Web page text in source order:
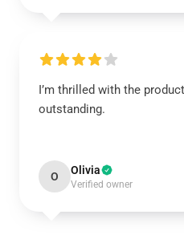
I’m thrilled with the
outstanding.
O Olivia
Verified owner